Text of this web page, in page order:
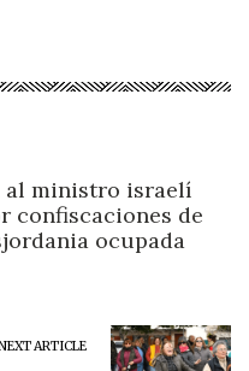
al ministro israelí
confiscaciones de
ocupada
ARTICLE